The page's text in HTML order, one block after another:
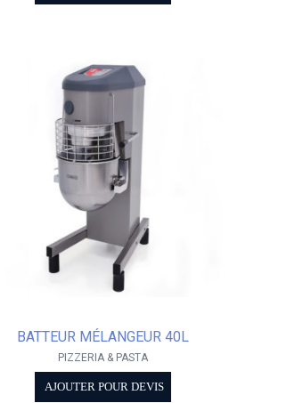
BATTEUR MÉLANGEUR 40L
PIZZERIA & PASTA
AJOUTER POUR DEVIS